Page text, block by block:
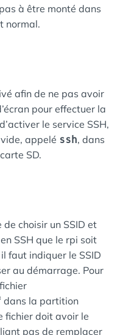
à être monté dans
normal.
afin de ne pas avoir
pour effectuer la
le service SSH,
appelé ssh, dans
SD.
de choisir un SSID et
SSH que le rpi soit
faut indiquer le SSID
au démarrage. Pour
dans la partition
fichier doit avoir le
pas de remplacer